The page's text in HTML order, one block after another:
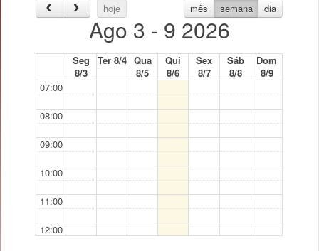
hoje mês semana dia
Ago 3 - 9 2026
Seg
8/3
Ter 8/4 Qua
8/5
Qui
8/6
Sex
8/7
Sáb
8/8
Dom
8/9
07:00
08:00
09:00
10:00
11:00
12:00